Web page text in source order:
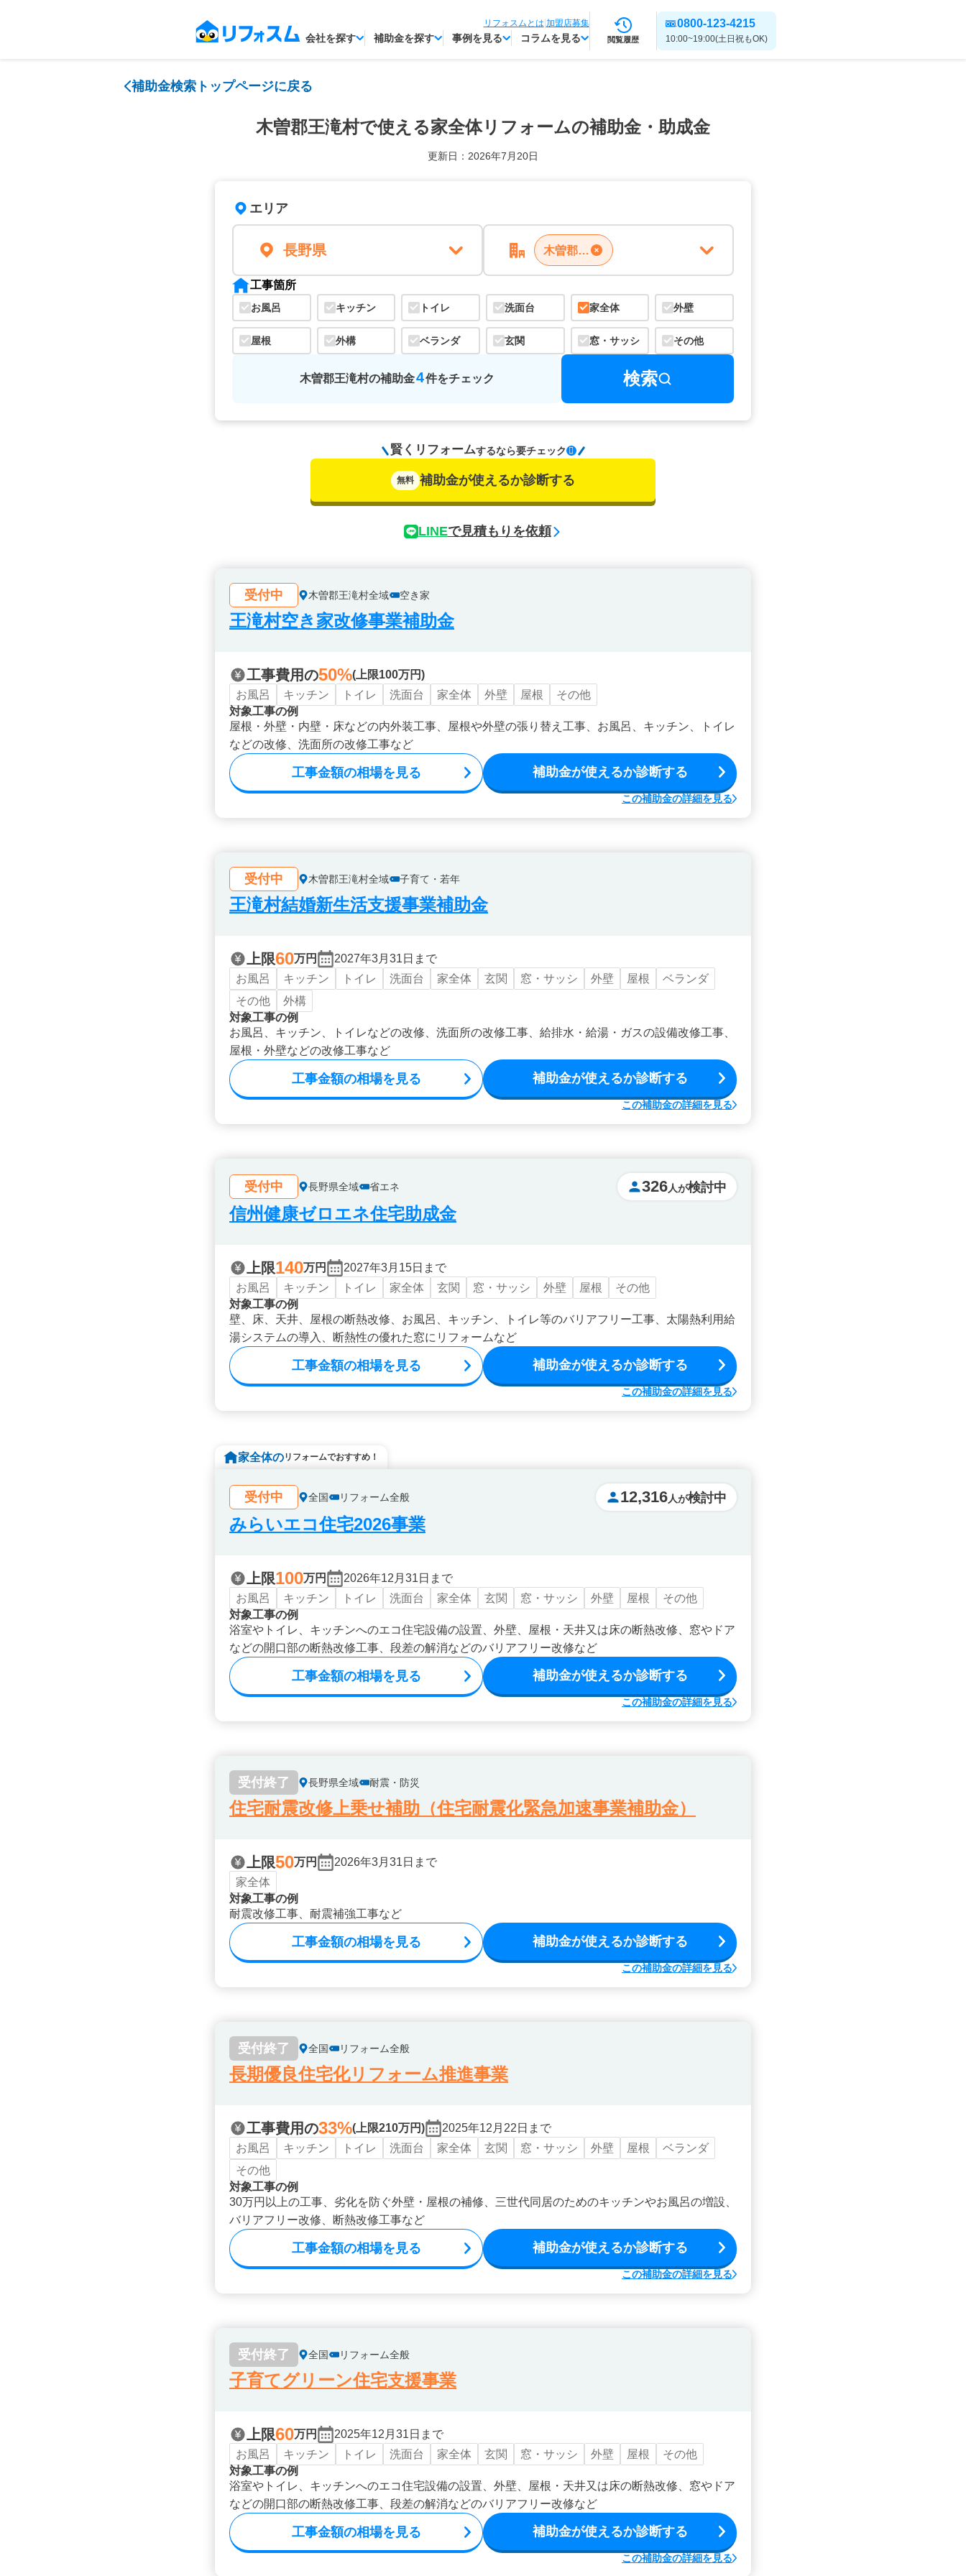
リフォスムとは|加盟店募集
会社を探す 補助金を探す 事例を見る コラムを見る 閲覧履歴
0800-123-4215
10:00~19:00(土日祝もOK)
補助金検索トップページに戻る
木曽郡王滝村で使える家全体リフォームの補助金・助成金
更新日：2026年7月20日
エリア
長野県 木曽郡王滝村
工事箇所
お風呂 キッチン トイレ 洗面台 家全体 外壁
屋根 外構 ベランダ 玄関 窓・サッシ その他
木曽郡王滝村の補助金4件をチェック 検索
賢くリフォームするなら要チェック
無料 補助金が使えるか診断する
LINEで見積もりを依頼
受付中 木曽郡王滝村全域 空き家
王滝村空き家改修事業補助金
工事費用の50%(上限100万円)
お風呂
キッチン トイレ 洗面台 家全体 外壁 屋根
その他
対象工事の例
屋根・外壁・内壁・床などの内外装工事、屋根や外壁の張り替え工事、お風呂、キッチン、トイレ
などの改修、洗面所の改修工事など
工事金額の相場を見る 補助金が使えるか診断する
この補助金の詳細を見る
受付中 木曽郡王滝村全域 子育て・若年
王滝村結婚新生活支援事業補助金
上限60万円
2027年3月31日まで
お風呂
キッチン トイレ 洗面台 家全体 玄関 窓・サッシ 外壁 屋根
ベランダ
その他
外構
対象工事の例
お風呂、キッチン、トイレなどの改修、洗面所の改修工事、給排水・給湯・ガスの設備改修工事、
屋根・外壁などの改修工事など
工事金額の相場を見る 補助金が使えるか診断する
この補助金の詳細を見る
受付中 長野県全域 省エネ 326人が検討中
信州健康ゼロエネ住宅助成金
上限140万円
2027年3月15日まで
お風呂
キッチン トイレ 家全体 玄関 窓・サッシ 外壁 屋根
その他
対象工事の例
壁、床、天井、屋根の断熱改修、お風呂、キッチン、トイレ等のバリアフリー工事、太陽熱利用給
湯システムの導入、断熱性の優れた窓にリフォームなど
工事金額の相場を見る 補助金が使えるか診断する
この補助金の詳細を見る
家全体のリフォームでおすすめ！
受付中 全国 リフォーム全般 12,316人が検討中
みらいエコ住宅2026事業
上限100万円
2026年12月31日まで
お風呂
キッチン トイレ 洗面台 家全体 玄関 窓・サッシ 外壁 屋根
その他
対象工事の例
浴室やトイレ、キッチンへのエコ住宅設備の設置、外壁、屋根・天井又は床の断熱改修、窓やドア
などの開口部の断熱改修工事、段差の解消などのバリアフリー改修など
工事金額の相場を見る 補助金が使えるか診断する
この補助金の詳細を見る
受付終了 長野県全域 耐震・防災
住宅耐震改修上乗せ補助（住宅耐震化緊急加速事業補助金）
上限50万円
2026年3月31日まで
家全体
対象工事の例
耐震改修工事、耐震補強工事など
工事金額の相場を見る 補助金が使えるか診断する
この補助金の詳細を見る
受付終了 全国 リフォーム全般
長期優良住宅化リフォーム推進事業
工事費用の33%(上限210万円)
2025年12月22日まで
お風呂
キッチン トイレ 洗面台 家全体 玄関 窓・サッシ 外壁 屋根
ベランダ
その他
対象工事の例
30万円以上の工事、劣化を防ぐ外壁・屋根の補修、三世代同居のためのキッチンやお風呂の増設、
バリアフリー改修、断熱改修工事など
工事金額の相場を見る 補助金が使えるか診断する
この補助金の詳細を見る
受付終了 全国 リフォーム全般
子育てグリーン住宅支援事業
上限60万円
2025年12月31日まで
お風呂
キッチン トイレ 洗面台 家全体 玄関 窓・サッシ 外壁 屋根
その他
対象工事の例
浴室やトイレ、キッチンへのエコ住宅設備の設置、外壁、屋根・天井又は床の断熱改修、窓やドア
などの開口部の断熱改修工事、段差の解消などのバリアフリー改修など
工事金額の相場を見る 補助金が使えるか診断する
この補助金の詳細を見る